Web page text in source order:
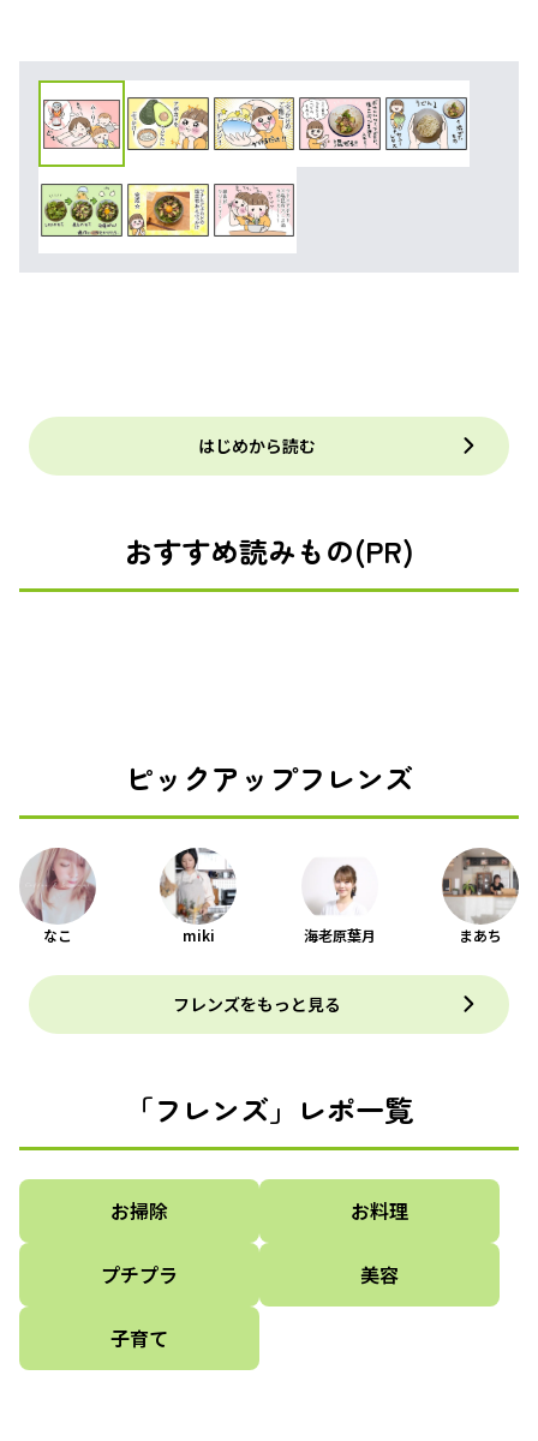
はじめから読む
おすすめ読みもの(PR)
ピックアップフレンズ
なこ miki 海老原葉月 まあち
フレンズをもっと見る
「フレンズ」レポ一覧
お掃除 お料理
プチプラ 美容
子育て